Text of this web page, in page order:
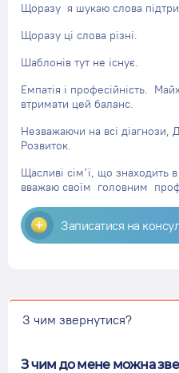
Щоразу я шукаю слова
Щоразу ці слова різні.
Шаблонів тут не існує.
Емпатія і професійність.
втримати цей баланс.
Незважаючи на всі діагнози,
Розвиток.
Щасливі сім’ї, що знаходить
вважаю своїм головним
Записатися на
З чим звернутися?
З чим до мене можна